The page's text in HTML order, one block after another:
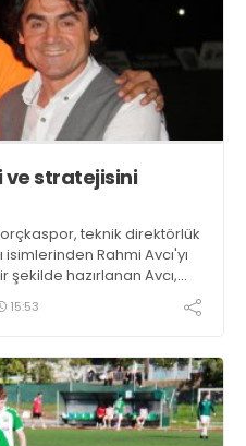
ve stratejisini
teknik direktörlük
Rahmi Avcı'yı
şekilde hazırlanan Avcı,
15:53